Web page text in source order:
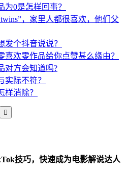
0是怎样回事？
，家里人都很喜欢，他们父
发个抖音说说？
喜欢零作品给你点赞甚么缘由？
对方会知道吗?
实际不符？
样消除？

技巧，快速成为电影解说达人